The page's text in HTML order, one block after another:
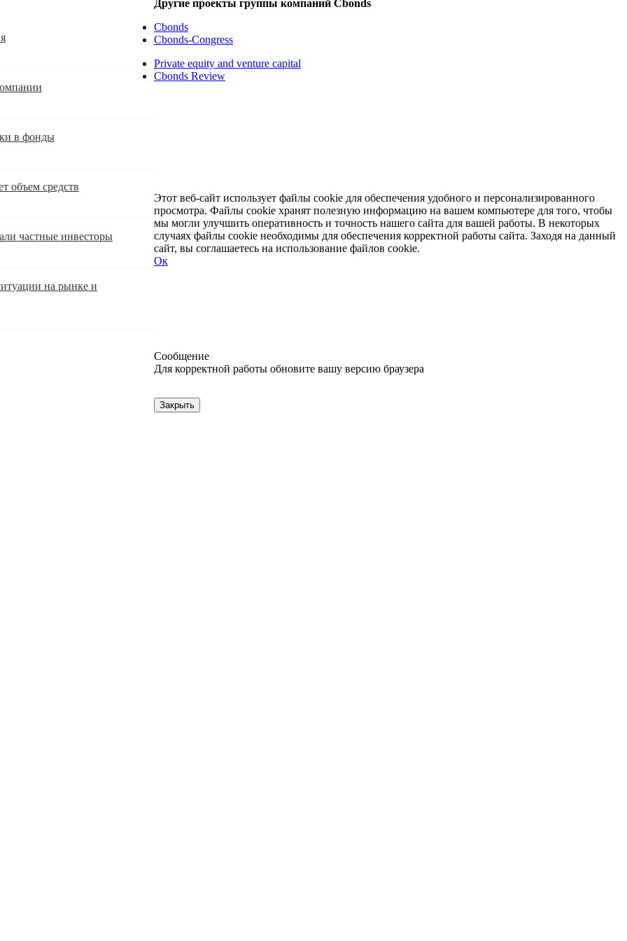
в фонды
объем средств
частные инвесторы
на рынке и
Другие проекты группы компаний Cbonds
Cbonds
Cbonds-Congress
Private equity and venture capital
Cbonds Review
Этот веб-сайт использует файлы cookie для обеспечения удобного и персонализированного
просмотра. Файлы cookie хранят полезную информацию на вашем компьютере для того, чтобы
мы могли улучшить оперативность и точность нашего сайта для вашей работы. В некоторых
случаях файлы cookie необходимы для обеспечения корректной работы сайта. Заходя на данный
сайт, вы соглашаетесь на использование файлов cookie.
Ок
Сообщение
Для корректной работы обновите вашу версию браузера
Закрыть